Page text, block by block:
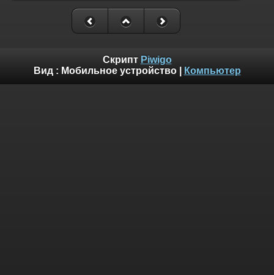
Скрипт Piwigo
Вид : Мобильное устройство| Компьютер